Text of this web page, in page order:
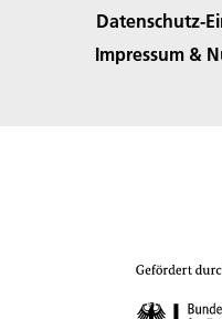
Datenschutz-
Impressum &